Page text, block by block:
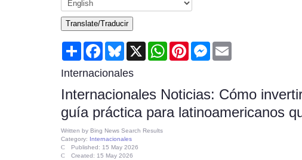
Translate/Traducir
Share FacebookBluesky
X WhatsAppPinterestMessenger
Internacionales
Internacionales Noticias: Cómo
guía práctica para latinoamericanos
Written by Bing News Search Results
Category: Internacionales
Published: 15 May 2026
Created: 15 May 2026